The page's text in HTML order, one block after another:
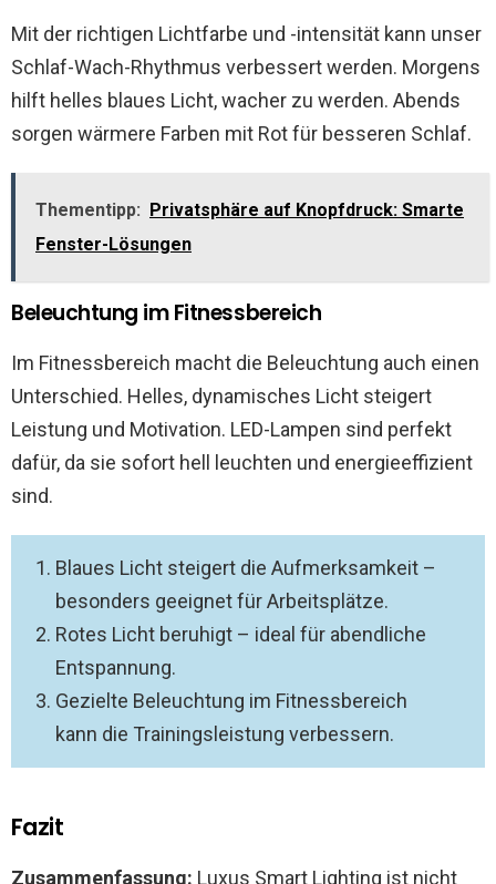
Mit der richtigen Lichtfarbe und -intensität kann unser
Schlaf-Wach-Rhythmus verbessert werden. Morgens
hilft helles blaues Licht, wacher zu werden. Abends
sorgen wärmere Farben mit Rot für besseren Schlaf.
Thementipp: Privatsphäre auf Knopfdruck: Smarte
Fenster-Lösungen
Beleuchtung im Fitnessbereich
Im Fitnessbereich macht die Beleuchtung auch einen
Unterschied. Helles, dynamisches Licht steigert
Leistung und Motivation. LED-Lampen sind perfekt
dafür, da sie sofort hell leuchten und energieeffizient
sind.
Blaues Licht steigert die Aufmerksamkeit –
besonders geeignet für Arbeitsplätze.
Rotes Licht beruhigt – ideal für abendliche
Entspannung.
Gezielte Beleuchtung im Fitnessbereich
kann die Trainingsleistung verbessern.
Fazit
Zusammenfassung: Luxus Smart Lighting ist nicht